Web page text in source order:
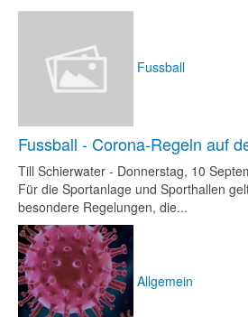
Fussball
Fussball - Corona-Regeln auf
Till Schierwater - Donnerstag, 10
Für die Sportanlage und Sporthallen
besondere Regelungen, die...
Allgemein